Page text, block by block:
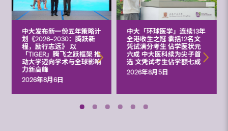
中大发布新一份五年策略计
划《2026‒2030：腾跃新
程，励行志远》 以
「TIGER」腾飞之跃框架 推
动大学迈向学术与全球影响
力新高峰
2026年8月6日
中大「环球医学」连续13年
全港收生之冠 囊括12名文
凭试满分考生 佔学医状元
六成 中大医科续为尖子首
选 文凭试考生佔学额七成
2026年8月5日